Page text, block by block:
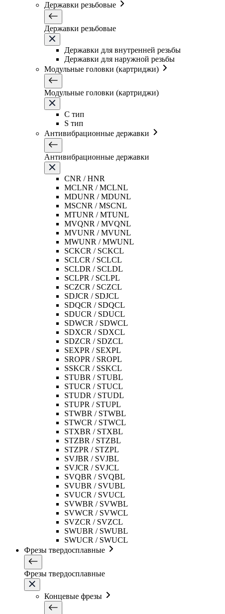
Державки резьбовые
Державки резьбовые
Державки для внутренней резьбы
Державки для наружной резьбы
Модульные головки (картриджи)
Модульные головки (картриджи)
C тип
S тип
Антивибрационные державки
Антивибрационные державки
CNR / HNR
MCLNR / MCLNL
MDUNR / MDUNL
MSCNR / MSCNL
MTUNR / MTUNL
MVQNR / MVQNL
MVUNR / MVUNL
MWUNR / MWUNL
SCKCR / SCKCL
SCLCR / SCLCL
SCLDR / SCLDL
SCLPR / SCLPL
SCZCR / SCZCL
SDJCR / SDJCL
SDQCR / SDQCL
SDUCR / SDUCL
SDWCR / SDWCL
SDXCR / SDXCL
SDZCR / SDZCL
SEXPR / SEXPL
SROPR / SROPL
SSKCR / SSKCL
STUBR / STUBL
STUCR / STUCL
STUDR / STUDL
STUPR / STUPL
STWBR / STWBL
STWCR / STWCL
STXBR / STXBL
STZBR / STZBL
STZPR / STZPL
SVJBR / SVJBL
SVJCR / SVJCL
SVQBR / SVQBL
SVUBR / SVUBL
SVUCR / SVUCL
SVWBR / SVWBL
SVWCR / SVWCL
SVZCR / SVZCL
SWUBR / SWUBL
SWUCR / SWUCL
Фрезы твердосплавные
Фрезы твердосплавные
Концевые фрезы